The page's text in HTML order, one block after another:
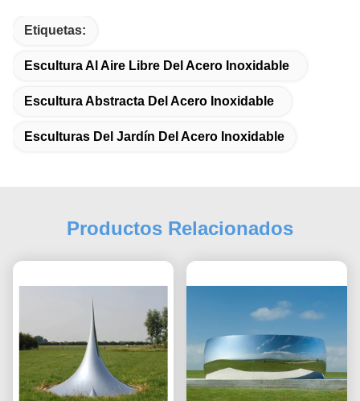
Etiquetas:
Escultura Al Aire Libre Del Acero Inoxidable
Escultura Abstracta Del Acero Inoxidable
Esculturas Del Jardín Del Acero Inoxidable
Productos Relacionados